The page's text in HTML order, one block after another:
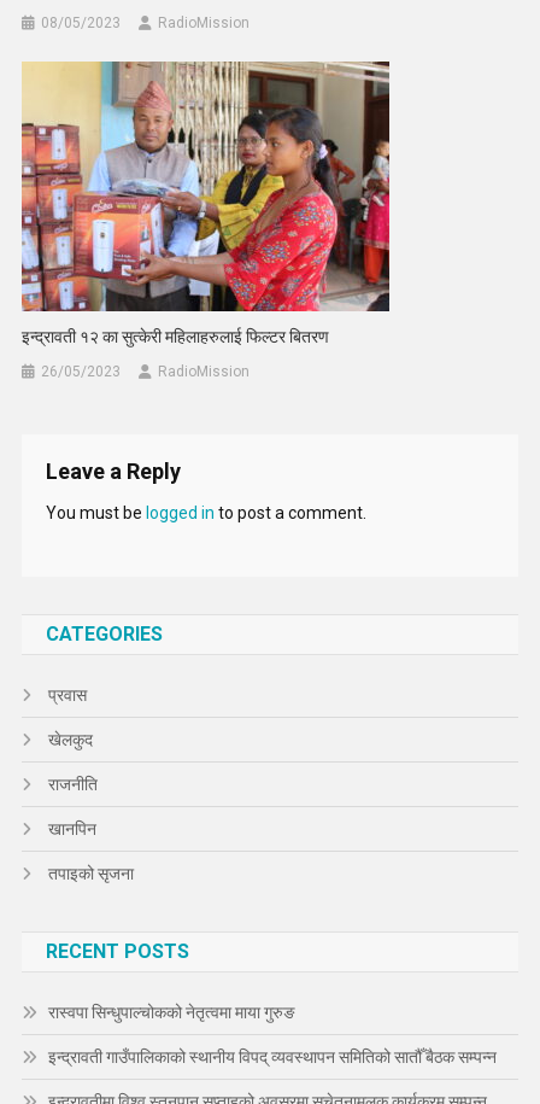
08/05/2023 RadioMission
इन्द्रावती १२ का सुत्केरी महिलाहरुलाई फिल्टर बितरण
26/05/2023 RadioMission
Leave a Reply
You must be logged in to post a comment.
CATEGORIES
प्रवास
खेलकुद
राजनीति
खानपिन
तपाइको सृजना
RECENT POSTS
रास्वपा सिन्धुपाल्चोकको नेतृत्वमा माया गुरुङ
इन्द्रावती गाउँपालिकाको स्थानीय विपद् व्यवस्थापन समितिको सातौँ बैठक सम्पन्न